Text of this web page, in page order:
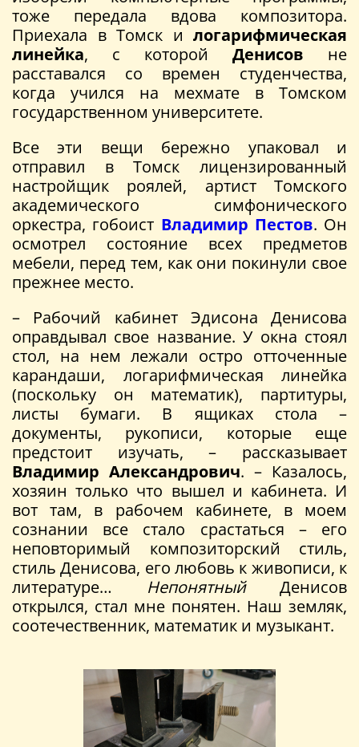
тоже передала вдова композитора.
Приехала в Томск и логарифмическая
линейка, с которой Денисов не
расставался со времен студенчества,
когда учился на мехмате в Томском
государственном университете.
Все эти вещи бережно упаковал и
отправил в Томск лицензированный
настройщик роялей, артист Томского
академического симфонического
оркестра, гобоист Владимир Пестов. Он
осмотрел состояние всех предметов
мебели, перед тем, как они покинули свое
прежнее место.
– Рабочий кабинет Эдисона Денисова
оправдывал свое название. У окна стоял
стол, на нем лежали остро отточенные
карандаши, логарифмическая линейка
(поскольку он математик), партитуры,
листы бумаги. В ящиках стола –
документы, рукописи, которые еще
предстоит изучать, – рассказывает
Владимир Александрович. – Казалось,
хозяин только что вышел и кабинета. И
вот там, в рабочем кабинете, в моем
сознании все стало срастаться – его
неповторимый композиторский стиль,
стиль Денисова, его любовь к живописи, к
литературе… НепонятныйДенисов
открылся, стал мне понятен. Наш земляк,
соотечественник, математик и музыкант.